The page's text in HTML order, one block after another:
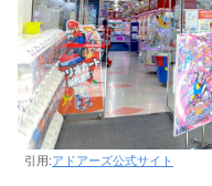
引用:アドアーズ公式サイト